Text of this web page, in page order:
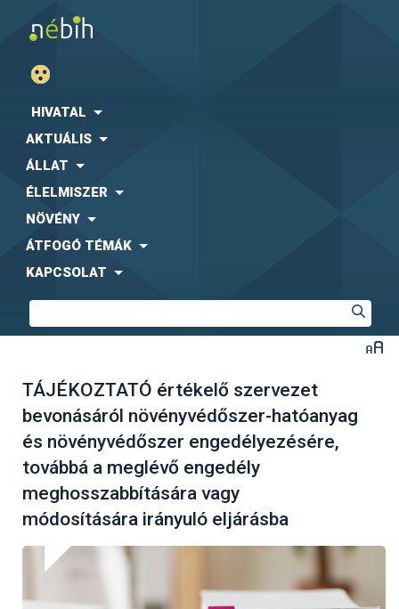
HIVATAL
AKTUÁLIS
ÁLLAT
ÉLELMISZER
NÖVÉNY
ÁTFOGÓ TÉMÁK
KAPCSOLAT
TÁJÉKOZTATÓ értékelő szervezet
bevonásáról növényvédőszer-hatóanyag
és növényvédőszer engedélyezésére,
továbbá a meglévő engedély
meghosszabbítására vagy
módosítására irányuló eljárásba